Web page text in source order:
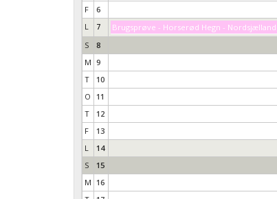
F
6
L
7
Brugsprøve - Horserød Hegn - Nordsjælland
S
8
M 9
T
10
O
11
T
12
F
13
L
14
S
15
M 16